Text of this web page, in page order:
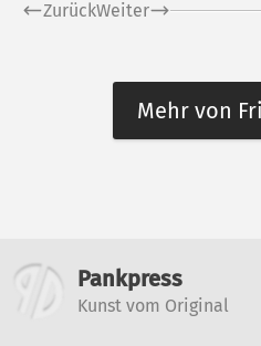
ZurückWeiter
Mehr von
WeiterePankpress
Kunst vom Original